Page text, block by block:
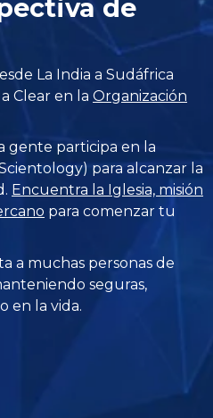
de
La India a Sudáfrica
Clear en laOrganización
gente participa en la
para alcanzar la
Encuentra la Iglesia, misión
para comenzar tu
a muchas personas de
seguras,
en la vida.